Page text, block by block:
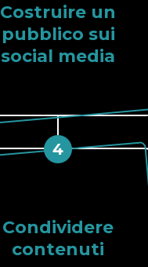
Costruire un
pubblico sui
social media
4
Condividere
contenuti